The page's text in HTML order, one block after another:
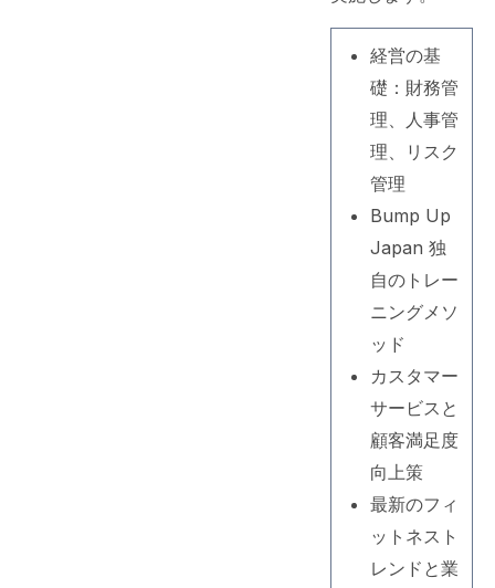
経営の基
礎：財務管
理、人事管
理、リスク
管理
Bump Up
Japan 独
自のトレー
ニングメソ
ッド
カスタマー
サービスと
顧客満足度
向上策
最新のフィ
ットネスト
レンドと業